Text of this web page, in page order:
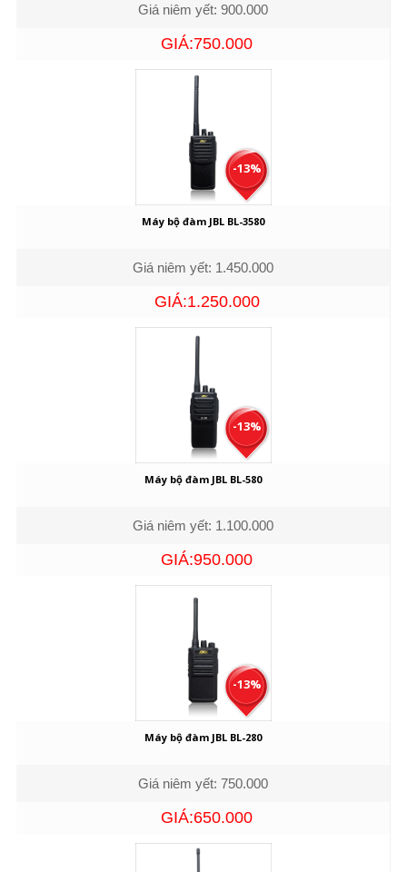
Giá niêm yết: 900.000
GIÁ:750.000
-13%
Máy bộ đàm JBL BL-3580
Giá niêm yết: 1.450.000
GIÁ:1.250.000
-13%
Máy bộ đàm JBL BL-580
Giá niêm yết: 1.100.000
GIÁ:950.000
-13%
Máy bộ đàm JBL BL-280
Giá niêm yết: 750.000
GIÁ:650.000